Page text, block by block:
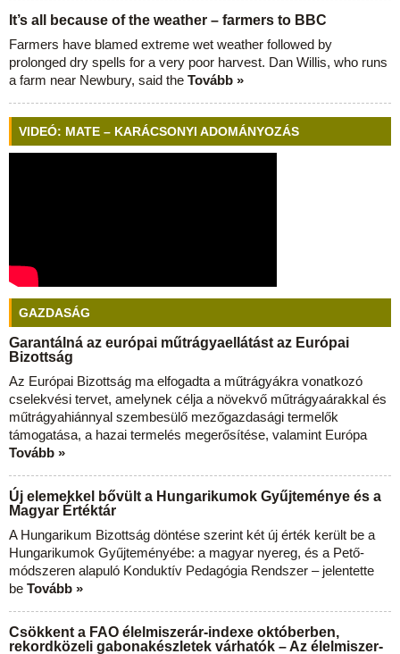
It’s all because of the weather – farmers to BBC
Farmers have blamed extreme wet weather followed by
prolonged dry spells for a very poor harvest. Dan Willis, who runs
a farm near Newbury, said the Tovább »
VIDEÓ: MATE – KARÁCSONYI ADOMÁNYOZÁS
GAZDASÁG
Garantálná az európai műtrágyaellátást az Európai
Bizottság
Az Európai Bizottság ma elfogadta a műtrágyákra vonatkozó
cselekvési tervet, amelynek célja a növekvő műtrágyaárakkal és
műtrágyahiánnyal szembesülő mezőgazdasági termelők
támogatása, a hazai termelés megerősítése, valamint Európa
Tovább »
Új elemekkel bővült a Hungarikumok Gyűjteménye és a
Magyar Értéktár
A Hungarikum Bizottság döntése szerint két új érték került be a
Hungarikumok Gyűjteményébe: a magyar nyereg, és a Pető-
módszeren alapuló Konduktív Pedagógia Rendszer – jelentette
be Tovább »
Csökkent a FAO élelmiszerár-indexe októberben,
rekordközeli gabonakészletek várhatók – Az élelmiszer-